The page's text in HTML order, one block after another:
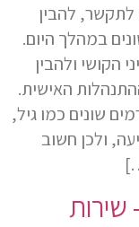
לתקשר, להבין
במהלך היום.
הקושי ולהבין
האישית.
שונים כמו גיל,
ולכן חשוב